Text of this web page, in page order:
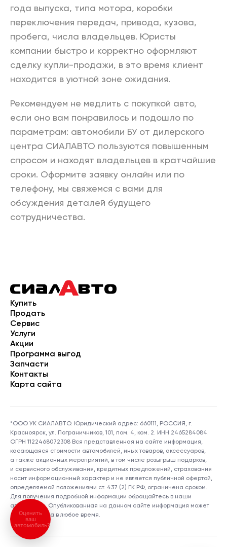
года выпуска, типа мотора, коробки
переключения передач, привода, кузова,
пробега, числа владельцев. Юристы
компании быстро и корректно оформляют
сделку купли-продажи, в это время клиент
находится в уютной зоне ожидания.
Рекомендуем не медлить с покупкой авто,
если оно вам понравилось и подошло по
параметрам: автомобили БУ от дилерского
центра СИАЛАВТО пользуются повышенным
спросом и находят владельцев в кратчайшие
сроки. Оформите заявку онлайн или по
телефону, мы свяжемся с вами для
обсуждения деталей будущего
сотрудничества.
Купить
Продать
Сервис
Услуги
Акции
Программа выгод
Запчасти
Контакты
Карта сайта
*ООО УК СИАЛАВТО. Юридический адрес: 660111, РОССИЯ, г.
Красноярск, ул. Пограничников, 101, пом. 4, ком. 2. ИНН 2465284084.
ОГРН 1122468072308 Вся представленная на сайте информация,
касающаяся стоимости автомобилей, иных товаров, аксессуаров,
а также акционных мероприятий, в том числе розыгрыш подарков,
и сервисного обслуживания, кредитных предложений, страхования
носит информационный характер и не является публичной офертой,
определяемой положениями ст. 437 (2) ГК РФ, ограничена сроком.
Для получения подробной информации обращайтесь в наши
автосалоны. Опубликованная на данном сайте информация может
быть изменена в любое время.
Оценить
ваш
автомобиль?